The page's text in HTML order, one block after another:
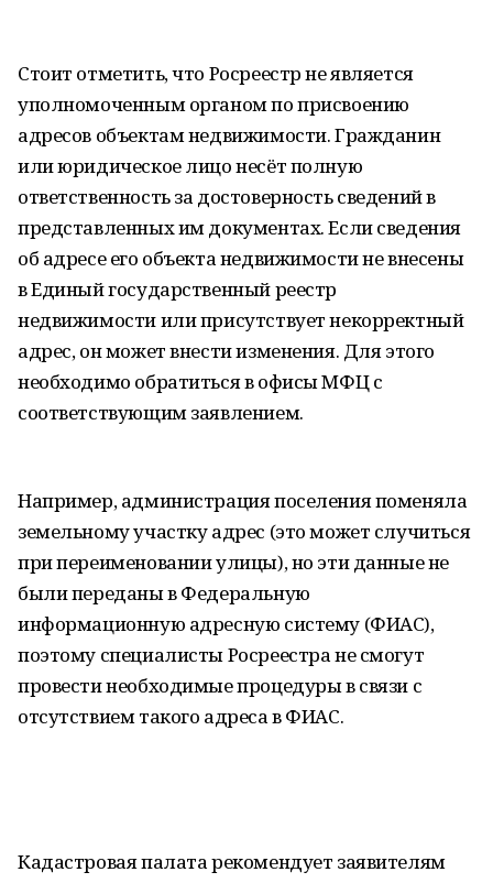
Стоит отметить, что Росреестр не является
уполномоченным органом по присвоению
адресов объектам недвижимости. Гражданин
или юридическое лицо несёт полную
ответственность за достоверность сведений в
представленных им документах. Если сведения
об адресе его объекта недвижимости не внесены
в Единый государственный реестр
недвижимости или присутствует некорректный
адрес, он может внести изменения. Для этого
необходимо обратиться в офисы МФЦ с
соответствующим заявлением.
Например, администрация поселения поменяла
земельному участку адрес (это может случиться
при переименовании улицы), но эти данные не
были переданы в Федеральную
информационную адресную систему (ФИАС),
поэтому специалисты Росреестра не смогут
провести необходимые процедуры в связи с
отсутствием такого адреса в ФИАС.
Кадастровая палата рекомендует заявителям